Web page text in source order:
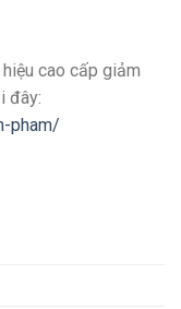
cao cấp giảm
đây:
pham/